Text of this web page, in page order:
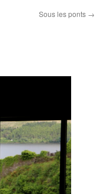
Sous les ponts →